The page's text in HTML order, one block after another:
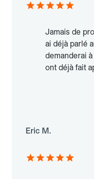
Jamais de
ai déjà parlé
demanderai
ont déjà fait
Eric M.